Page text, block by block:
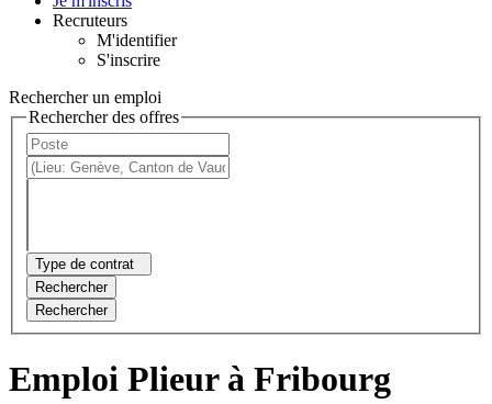
Recruteurs
M'identifier
S'inscrire
Rechercher un emploi
Rechercher des offres
Type de contrat
Rechercher
Rechercher
Emploi Plieur à Fribourg